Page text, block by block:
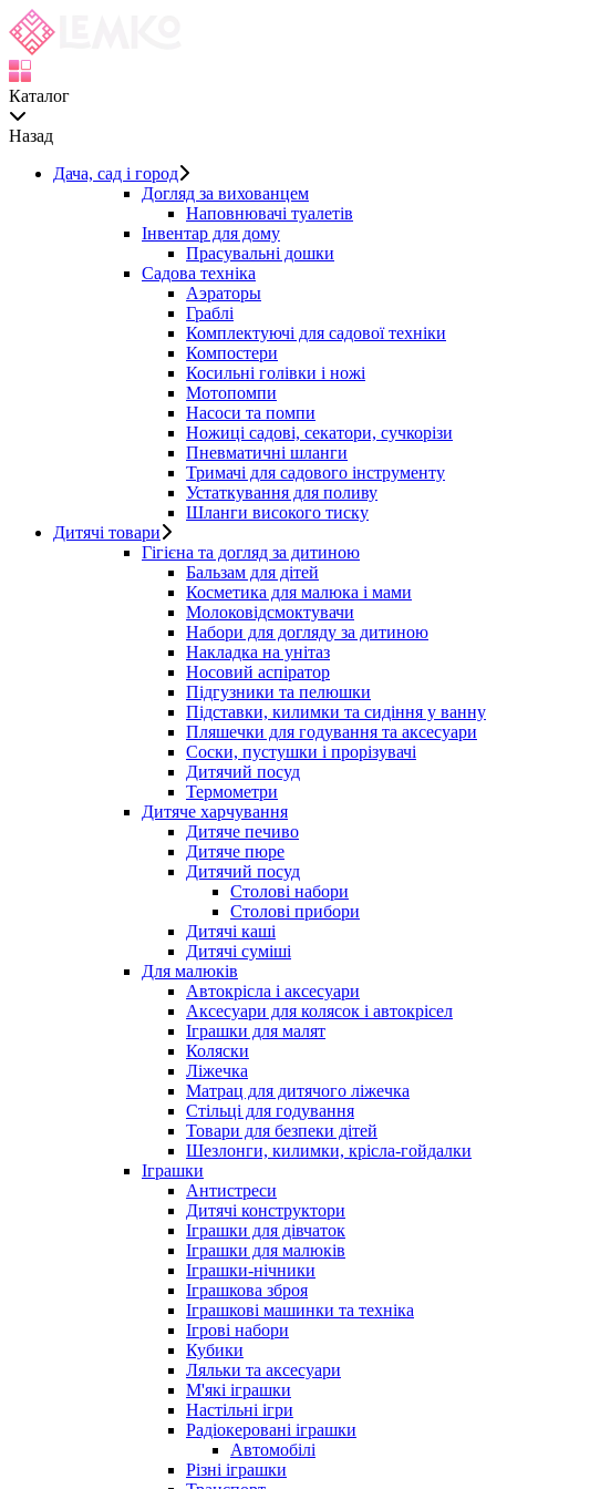
Каталог
Назад
Дача, сад і город
Догляд за вихованцем
Наповнювачі туалетів
Інвентар для дому
Прасувальні дошки
Садова техніка
Аэраторы
Граблі
Комплектуючі для садової техніки
Компостери
Косильні голівки і ножі
Мотопомпи
Насоси та помпи
Ножиці садові, секатори, сучкорізи
Пневматичні шланги
Тримачі для садового інструменту
Устаткування для поливу
Шланги високого тиску
Дитячі товари
Гігієна та догляд за дитиною
Бальзам для дітей
Косметика для малюка і мами
Молоковідсмоктувачи
Набори для догляду за дитиною
Накладка на унітаз
Носовий аспіратор
Підгузники та пелюшки
Підставки, килимки та сидіння у ванну
Пляшечки для годування та аксесуари
Соски, пустушки і прорізувачі
Дитячий посуд
Термометри
Дитяче харчування
Дитяче печиво
Дитяче пюре
Дитячий посуд
Столові набори
Столові прибори
Дитячі каші
Дитячі суміші
Для малюків
Автокрісла і аксесуари
Аксесуари для колясок і автокрісел
Іграшки для малят
Коляски
Ліжечка
Матрац для дитячого ліжечка
Стільці для годування
Товари для безпеки дітей
Шезлонги, килимки, крісла-гойдалки
Іграшки
Антистреси
Дитячі конструктори
Іграшки для дівчаток
Іграшки для малюків
Іграшки-нічники
Іграшкова зброя
Іграшкові машинки та техніка
Ігрові набори
Кубики
Ляльки та аксесуари
М'які іграшки
Настільні ігри
Радіокеровані іграшки
Автомобілі
Різні іграшки